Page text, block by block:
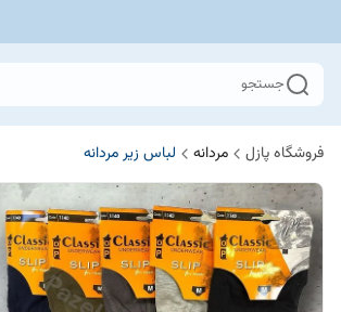
جستجو
فروشگاه پازل مردانه لباس زیر مردانه